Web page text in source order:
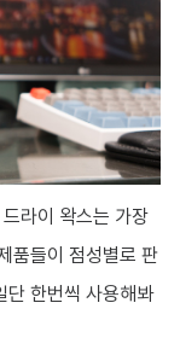
라이 왁스는 가장
품들이 점성별로 판
단 한번씩 사용해봐